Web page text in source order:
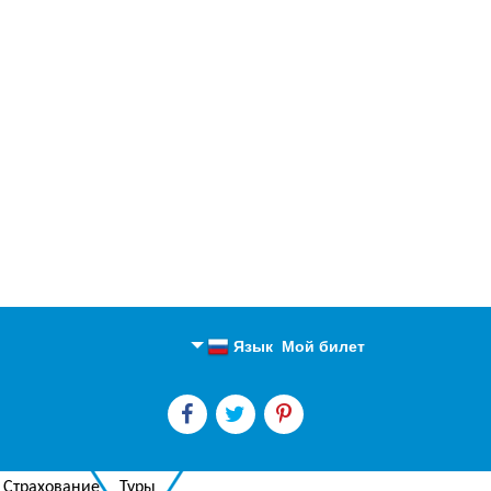
Мой билет
Язык
Английский